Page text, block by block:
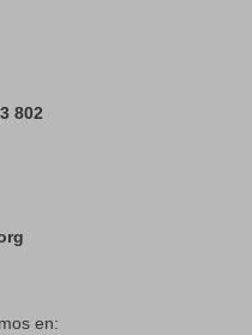
802
en: